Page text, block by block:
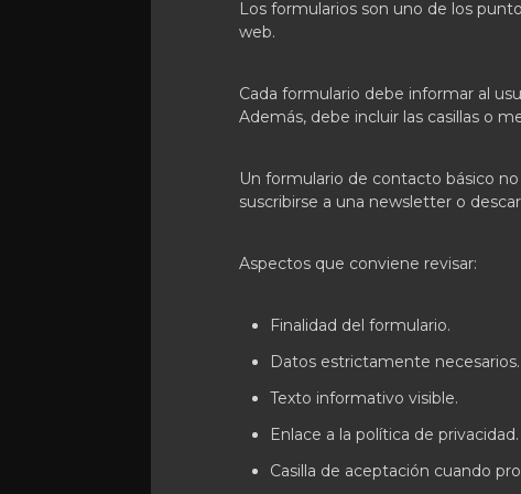
Los formularios son uno de los
web.
Cada formulario debe informar al
Además, debe incluir las casillas o
Un formulario de contacto básico
suscribirse a una newsletter o
Aspectos que conviene revisar:
Finalidad del formulario.
Datos estrictamente necesarios.
Texto informativo visible.
Enlace a la política de privacidad.
Casilla de aceptación cuando